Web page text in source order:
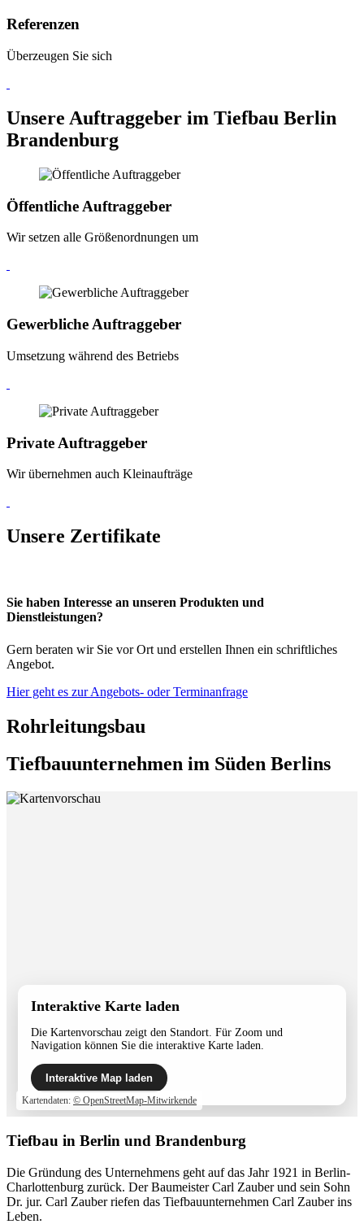
Referenzen
Überzeugen Sie sich
Unsere Auftraggeber im Tiefbau Berlin
Brandenburg
Öffentliche Auftraggeber
Wir setzen alle Größenordnungen um
Gewerbliche Auftraggeber
Umsetzung während des Betriebs
Private Auftraggeber
Wir übernehmen auch Kleinaufträge
Unsere Zertifikate
Sie haben Interesse an unseren Produkten und
Dienstleistungen?
Gern beraten wir Sie vor Ort und erstellen Ihnen ein schriftliches
Angebot.
Hier geht es zur Angebots- oder Terminanfrage
Rohrleitungsbau
Tiefbauunternehmen im Süden Berlins
Interaktive Karte laden
Die Kartenvorschau zeigt den Standort. Für Zoom und
Navigation können Sie die interaktive Karte laden.
Interaktive Map laden
Kartendaten: © OpenStreetMap-Mitwirkende
Tiefbau in Berlin und Brandenburg
Die Gründung des Unternehmens geht auf das Jahr 1921 in Berlin-
Charlottenburg zurück. Der Baumeister Carl Zauber und sein Sohn
Dr. jur. Carl Zauber riefen das Tiefbauunternehmen Carl Zauber ins
Leben.